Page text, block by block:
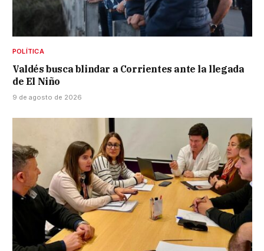
POLÍTICA
Valdés busca blindar a Corrientes ante la llegada
de El Niño
9 de agosto de 2026